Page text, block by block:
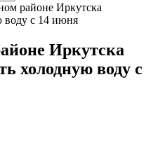
районе Иркутска
воду с 14 июня
Иркутска
холодную воду с